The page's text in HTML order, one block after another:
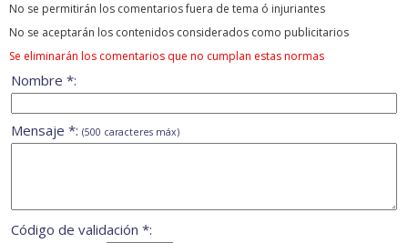
No se permitirán los comentarios fuera de tema ó injuriantes
No se aceptarán los contenidos considerados como publicitarios
Se eliminarán los comentarios que no cumplan estas normas
Nombre *:
Mensaje *: (500 caracteres máx)
Código de validación *: